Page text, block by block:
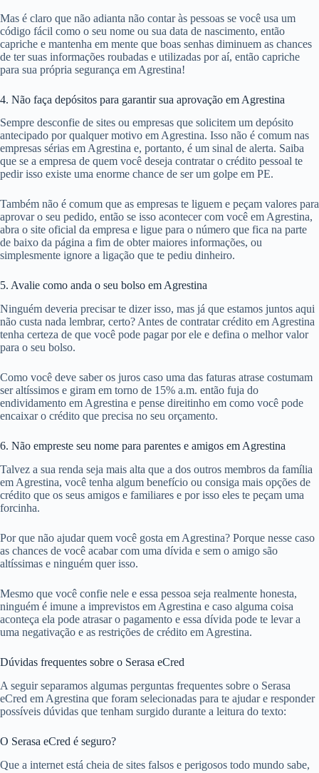
Mas é claro que não adianta não contar às pessoas se você usa um
código fácil como o seu nome ou sua data de nascimento, então
capriche e mantenha em mente que boas senhas diminuem as chances
de ter suas informações roubadas e utilizadas por aí, então capriche
para sua própria segurança em Agrestina!
4. Não faça depósitos para garantir sua aprovação em Agrestina
Sempre desconfie de sites ou empresas que solicitem um depósito
antecipado por qualquer motivo em Agrestina. Isso não é comum nas
empresas sérias em Agrestina e, portanto, é um sinal de alerta. Saiba
que se a empresa de quem você deseja contratar o crédito pessoal te
pedir isso existe uma enorme chance de ser um golpe em PE.
Também não é comum que as empresas te liguem e peçam valores para
aprovar o seu pedido, então se isso acontecer com você em Agrestina,
abra o site oficial da empresa e ligue para o número que fica na parte
de baixo da página a fim de obter maiores informações, ou
simplesmente ignore a ligação que te pediu dinheiro.
5. Avalie como anda o seu bolso em Agrestina
Ninguém deveria precisar te dizer isso, mas já que estamos juntos aqui
não custa nada lembrar, certo? Antes de contratar crédito em Agrestina
tenha certeza de que você pode pagar por ele e defina o melhor valor
para o seu bolso.
Como você deve saber os juros caso uma das faturas atrase costumam
ser altíssimos e giram em torno de 15% a.m. então fuja do
endividamento em Agrestina e pense direitinho em como você pode
encaixar o crédito que precisa no seu orçamento.
6. Não empreste seu nome para parentes e amigos em Agrestina
Talvez a sua renda seja mais alta que a dos outros membros da família
em Agrestina, você tenha algum benefício ou consiga mais opções de
crédito que os seus amigos e familiares e por isso eles te peçam uma
forcinha.
Por que não ajudar quem você gosta em Agrestina? Porque nesse caso
as chances de você acabar com uma dívida e sem o amigo são
altíssimas e ninguém quer isso.
Mesmo que você confie nele e essa pessoa seja realmente honesta,
ninguém é imune a imprevistos em Agrestina e caso alguma coisa
aconteça ela pode atrasar o pagamento e essa dívida pode te levar a
uma negativação e as restrições de crédito em Agrestina.
Dúvidas frequentes sobre o Serasa eCred
A seguir separamos algumas perguntas frequentes sobre o Serasa
eCred em Agrestina que foram selecionadas para te ajudar e responder
possíveis dúvidas que tenham surgido durante a leitura do texto:
O Serasa eCred é seguro?
Que a internet está cheia de sites falsos e perigosos todo mundo sabe,